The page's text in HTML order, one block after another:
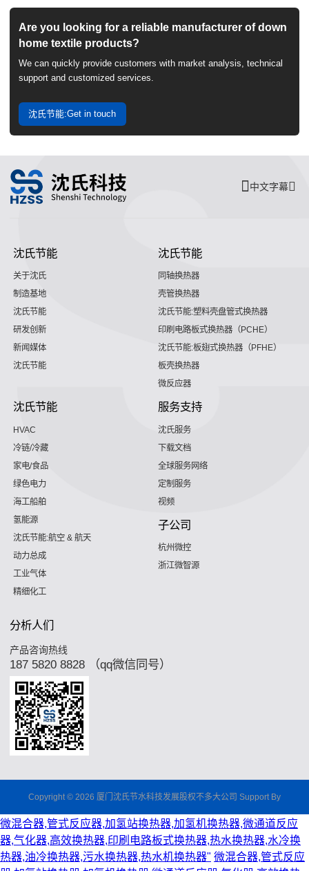
Are you looking for a reliable manufacturer of down
home textile products?
We can quickly provide customers with market analysis, technical
support and customized services.
沈氏节能:Get in touch
中文字幕
沈氏节能
关于沈氏
制造基地
沈氏节能
研发创新
新闻媒体
沈氏节能
沈氏节能
同轴换热器
壳管换热器
沈氏节能:塑料壳盘管式换热器
印刷电路板式换热器（PCHE）
沈氏节能:板翅式换热器（PFHE）
板壳换热器
微反应器
沈氏节能
HVAC
冷链/冷藏
家电/食品
绿色电力
海工船舶
氢能源
沈氏节能:航空 & 航天
动力总成
工业气体
精细化工
服务支持
沈氏服务
下载文档
全球服务网络
定制服务
视频
子公司
杭州微控
浙江微智源
分析人们
产品咨询热线
187 5820 8828 （qq微信同号）
Copyright © 2026 厦门沈氏节水科技发展股权不多大公司 Support By
微混合器,管式反应器,加氢站换热器,加氢机换热器,微通道反应
器,气化器,高效换热器,印刷电路板式换热器,热水换热器,水冷换
热器,油冷换热器,污水换热器,热水机换热器" 微混合器,管式反应